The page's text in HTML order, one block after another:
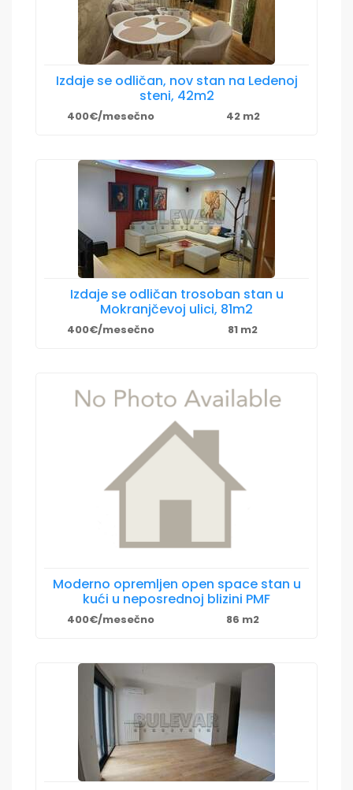
Izdaje se odličan, nov stan na Ledenoj
steni, 42m2
400€/mesečno 42 m2
Izdaje se odličan trosoban stan u
Mokranjčevoj ulici, 81m2
400€/mesečno 81 m2
Moderno opremljen open space stan u
kući u neposrednoj blizini PMF
400€/mesečno 86 m2